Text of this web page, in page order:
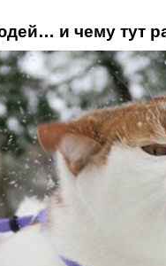
и чему тут